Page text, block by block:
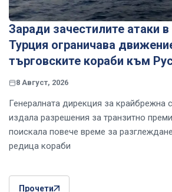
Заради зачестилите атаки
Турция ограничава
търговските кораби към
8 Август, 2026
Генералната дирекция за крайбрежна
издала разрешения за транзитно
поискала повече време за
редица кораби
Прочети